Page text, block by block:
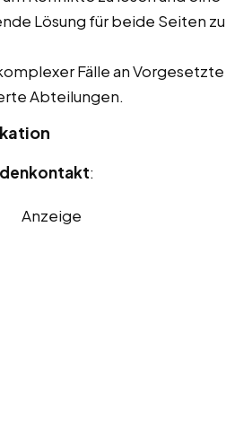
Lösung für beide Seiten zu
Fälle an Vorgesetzte
Abteilungen.
:
Anzeige